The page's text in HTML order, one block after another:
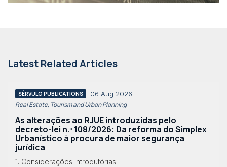
Latest Related Articles
SÉRVULO PUBLICATIONS 06 Aug 2026
Real Estate, Tourism and Urban Planning
As alterações ao RJUE introduzidas pelo
decreto-lei n.º 108/2026: Da reforma do Simplex
Urbanístico à procura de maior segurança
jurídica
1. Considerações introdutórias